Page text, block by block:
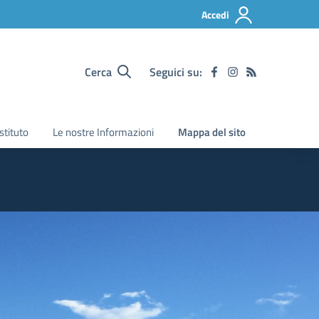
Accedi
Cerca Seguici su:
Le nostre Informazioni Mappa del sito